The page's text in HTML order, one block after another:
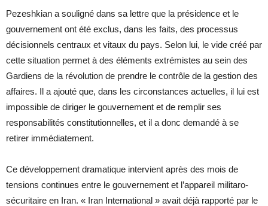
Pezeshkian a souligné dans sa lettre que la présidence et le
gouvernement ont été exclus, dans les faits, des processus
décisionnels centraux et vitaux du pays. Selon lui, le vide créé par
cette situation permet à des éléments extrémistes au sein des
Gardiens de la révolution de prendre le contrôle de la gestion des
affaires. Il a ajouté que, dans les circonstances actuelles, il lui est
impossible de diriger le gouvernement et de remplir ses
responsabilités constitutionnelles, et il a donc demandé à se
retirer immédiatement.
Ce développement dramatique intervient après des mois de
tensions continues entre le gouvernement et l’appareil militaro-
sécuritaire en Iran. « Iran International » avait déjà rapporté par le